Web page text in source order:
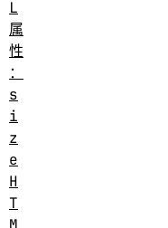
L
属
性
：
s
i
z
e
H
T